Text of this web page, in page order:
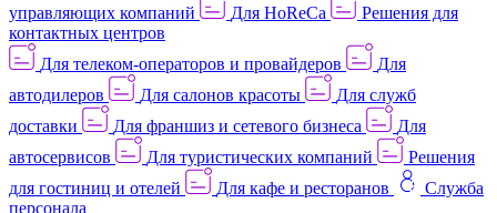
управляющих компаний
Для HoReCa
Решения для
контактных центров
Для телеком-операторов и провайдеров
Для
автодилеров
Для салонов красоты
Для служб
доставки
Для франшиз и сетевого бизнеса
Для
автосервисов
Для туристических компаний
Решения
для гостиниц и отелей
Для кафе и ресторанов
Служба
персонала